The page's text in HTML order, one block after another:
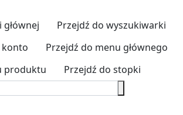
Przejdź do wyszukiwarki
konto
Przejdź do menu głównego
produktu
Przejdź do stopki